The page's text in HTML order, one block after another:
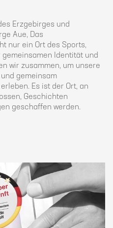
Erzgebirges und
Aue, Das
nur ein Ort des Sports,
Identität und
wir zusammen, um unsere
gemeinsam
Es ist der Ort, an
Geschichten
geschaffen werden.